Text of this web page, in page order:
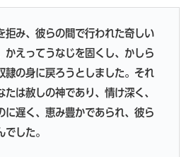
拒み、彼らの間で行われた奇しい
かえってうなじを固くし、かしら
隷の身に戻ろうとしました。それ
は赦しの神であり、情け深く、
に遅く、恵み豊かであられ、彼ら
した。